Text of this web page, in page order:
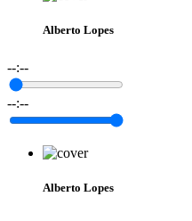
Alberto Lopes
--:--
--:--
Alberto Lopes